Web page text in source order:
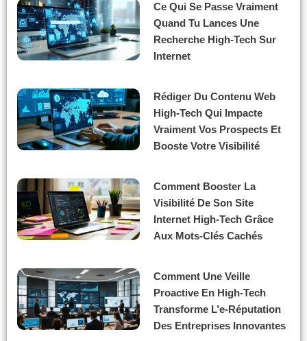
Ce Qui Se Passe Vraiment
Quand Tu Lances Une
Recherche High-Tech Sur
Internet
Rédiger Du Contenu Web
High-Tech Qui Impacte
Vraiment Vos Prospects Et
Booste Votre Visibilité
Comment Booster La
Visibilité De Son Site
Internet High-Tech Grâce
Aux Mots-Clés Cachés
Comment Une Veille
Proactive En High-Tech
Transforme L’e-Réputation
Des Entreprises Innovantes